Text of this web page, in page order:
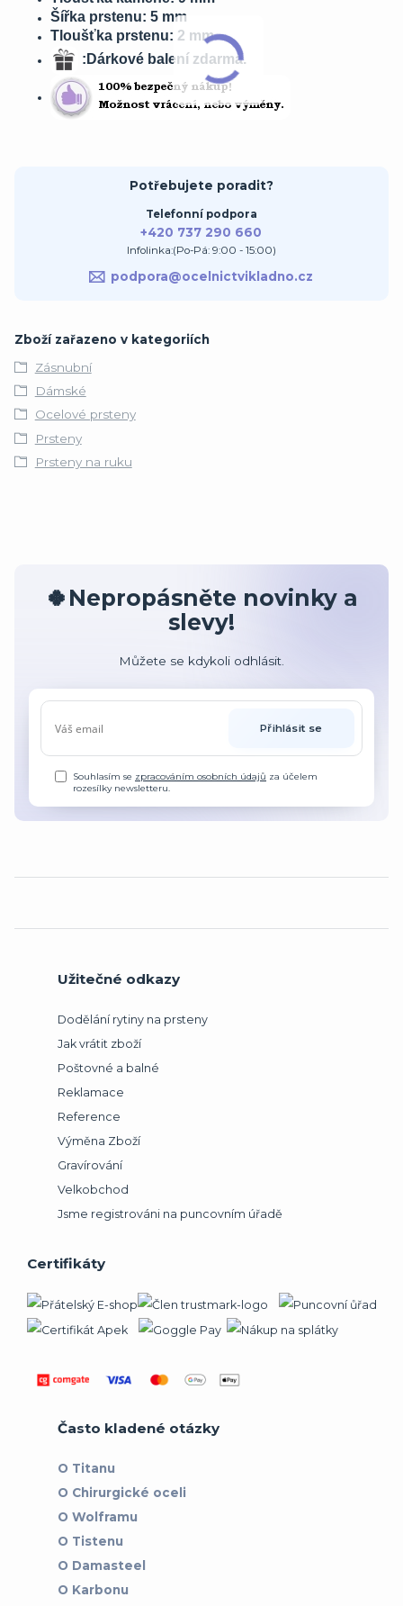
Šířka prstenu: 5 mm
Tloušťka prstenu: 2 mm
:Dárkové balení zdarma.
Potřebujete poradit?
Telefonní podpora
+420 737 290 660
Infolinka:(Po-Pá: 9:00 - 15:00)
podpora@ocelnictvikladno.cz
Zboží zařazeno v kategoriích
Zásnubní
Dámské
Ocelové prsteny
Prsteny
Prsteny na ruku
🍀Nepropásněte novinky a
slevy!
Můžete se kdykoli odhlásit.
Přihlásit se
Souhlasím se zpracováním osobních údajů za účelem
rozesílky newsletteru.
Užitečné odkazy
Dodělání rytiny na prsteny
Jak vrátit zboží
Poštovné a balné
Reklamace
Reference
Výměna Zboží
Gravírování
Velkobchod
Jsme registrováni na puncovním úřadě
Certifikáty
Často kladené otázky
O Titanu
O Chirurgické oceli
O Wolframu
O Tistenu
O Damasteel
O Karbonu